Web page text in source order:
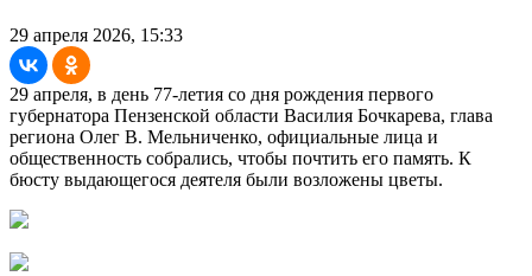
29 апреля 2026, 15:33
29 апреля, в день 77-летия со дня рождения первого
губернатора Пензенской области Василия Бочкарева, глава
региона Олег В. Мельниченко, официальные лица и
общественность собрались, чтобы почтить его память. К
бюсту выдающегося деятеля были возложены цветы.